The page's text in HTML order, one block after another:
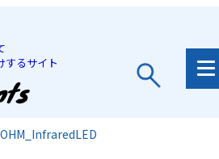
するサイト